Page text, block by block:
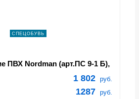
СПЕЦОБУВЬ
ПВХ Nordman (арт.ПС 9-1 Б),
1 802 руб.
1287 руб.